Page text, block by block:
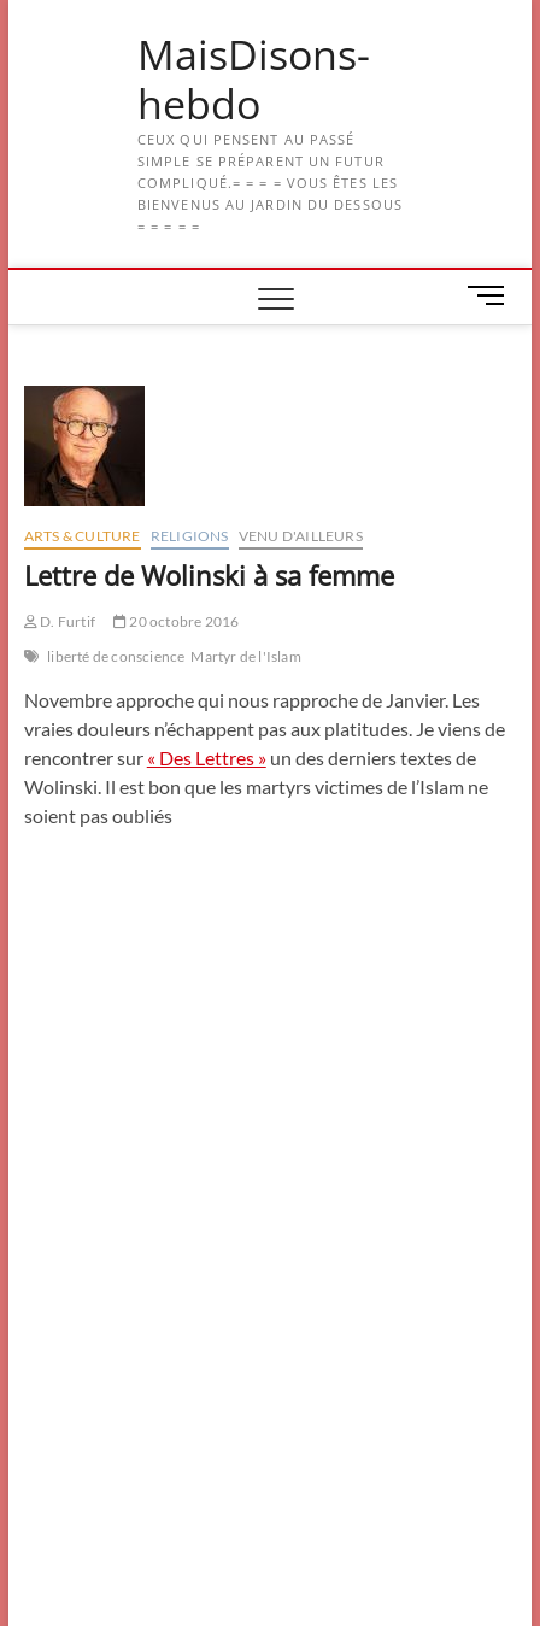
MaisDisons-
hebdo
CEUX QUI PENSENT AU PASSÉ
SIMPLE SE PRÉPARENT UN FUTUR
COMPLIQUÉ.= = = = VOUS ÊTES LES
BIENVENUS AU JARDIN DU DESSOUS
= = = = =
M
e
ARTS & CULTURE RELIGIONS VENU D'AILLEURS
Lettre de Wolinski à sa femme
D. Furtif
20 octobre 2016
liberté de conscience Martyr de l'Islam
Novembre approche qui nous rapproche de Janvier. Les
vraies douleurs n’échappent pas aux platitudes. Je viens de
rencontrer sur « Des Lettres »un des derniers textes de
Wolinski. Il est bon que les martyrs victimes de l’Islam ne
soient pas oubliés